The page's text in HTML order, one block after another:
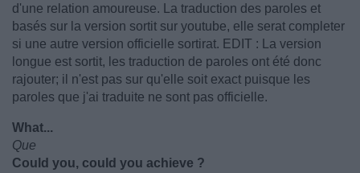
d'une relation amoureuse. La traduction des paroles et
basés sur la version sortit sur youtube, elle serat completer
si une autre version officielle sortirat. EDIT : La version
longue est sortit, les traduction de paroles ont été donc
rajouter; il n'est pas sur qu'elle soit exact puisque les
paroles que j'ai traduite ne sont pas officielle.
What...
Que
Could you, could you achieve ?